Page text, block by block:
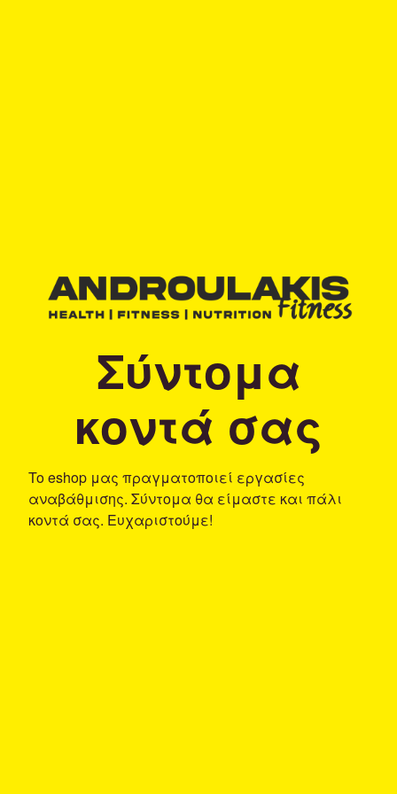
Σύντομα
κοντά σας
To eshop μας πραγματοποιεί εργασίες
αναβάθμισης. Σύντομα θα είμαστε και πάλι
κοντά σας. Ευχαριστούμε!